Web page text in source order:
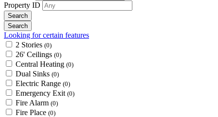
Property ID
Looking for certain features
2 Stories (0)
26' Ceilings (0)
Central Heating (0)
Dual Sinks (0)
Electric Range (0)
Emergency Exit (0)
Fire Alarm (0)
Fire Place (0)